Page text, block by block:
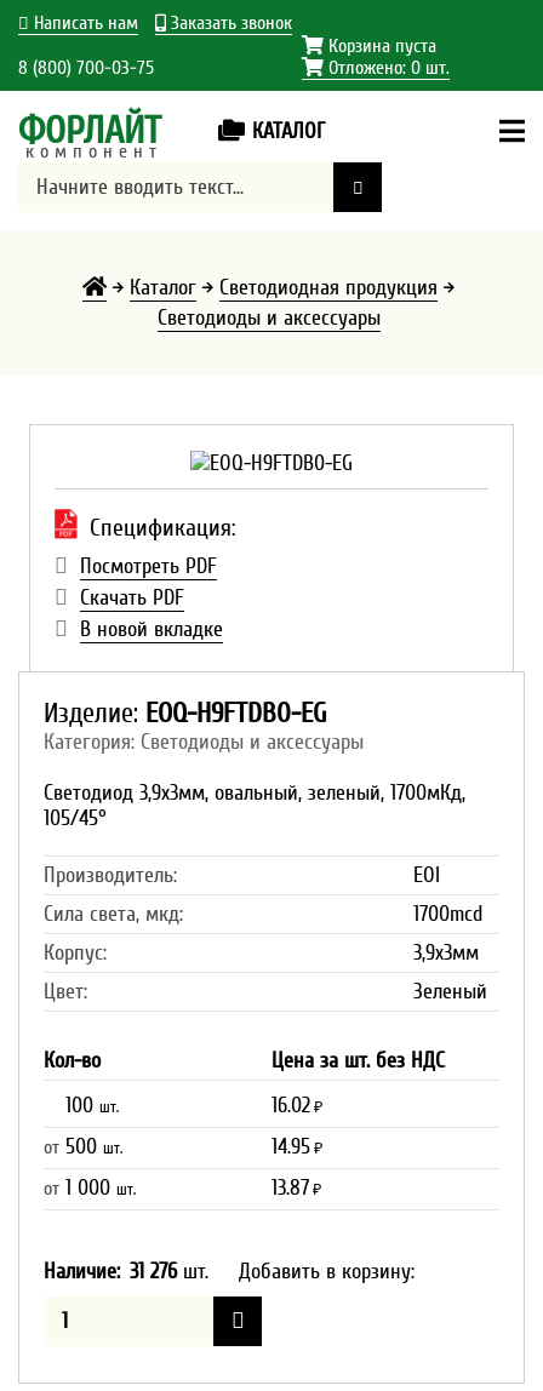
Написать нам Заказать звонок
8 (800) 700-03-75
Корзина пуста
Отложено: 0шт.
ФОРЛАЙТ
компонент
КАТАЛОГ
Каталог
Светодиодная продукция
Светодиоды и аксессуары
Спецификация:
Посмотреть PDF
Скачать PDF
В новой вкладке
Изделие: EOQ-H9FTDB0-EG
Категория: Светодиоды и аксессуары
Светодиод 3,9х3мм, овальный, зеленый, 1700мКд,
105/45°
Производитель:
EOI
Сила света, мкд:
1700mcd
Корпус:
3,9х3мм
Цвет:
Зеленый
Кол-во
Цена за шт. без НДС
100 шт. 16.02 ₽
от 500 шт. 14.95 ₽
от 1 000 шт. 13.87 ₽
Наличие: 31 276шт. Добавить в корзину: